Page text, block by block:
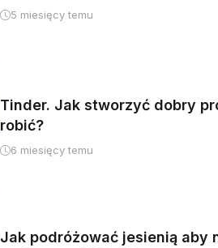
5 miesięcy temu
Tinder. Jak stworzyć dobry
robić?
6 miesięcy temu
Jak podróżować jesienią aby